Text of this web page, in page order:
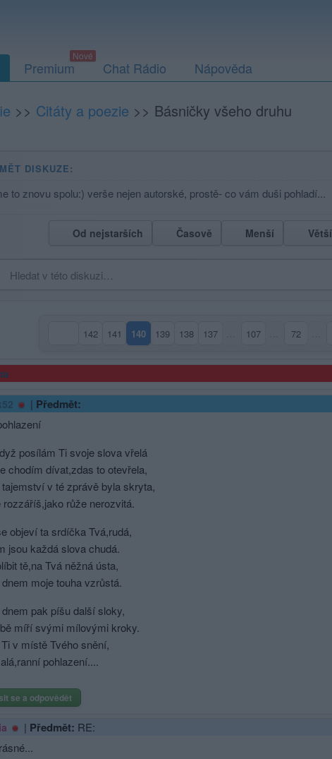
Premium Chat Rádio Nápověda
>> Citáty a poezie >> Básničky všeho druhu
DISKUZE:
to znovu spolu:) verše nejen autorské, prostě- co vám duši pohladí...
Od nejstarších Časově Menší Větší
142 141 140
(aktuální strana)
139 138 137 107 72
| Předmět:
posílám Ti svoje slova vřelá
chodím dívat,zdas to otevřela,
v té zprávě byla skryta,
rozzáříš,jako růže nerozvitá.
objeví ta srdíčka Tvá,rudá,
jsou každá slova chudá.
tě,na Tvá něžná ústa,
moje touha vzrůstá.
pak píšu další sloky,
míří svými mílovými kroky.
v místě Tvého snění,
pohlazení....
se a odpovědět
| Předmět: RE: